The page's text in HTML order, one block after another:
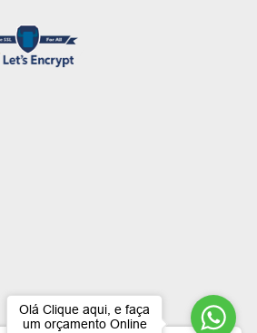
Olá Clique aqui, e faça
um orçamento Online